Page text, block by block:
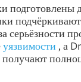
подготовлены
серьёзности
уязвимости , а